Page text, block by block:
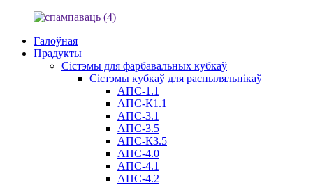
Галоўная
Прадукты
Сістэмы для фарбавальных кубкаў
Сістэмы кубкаў для распыляльнікаў
АПС-1.1
АПС-К1.1
АПС-3.1
АПС-3.5
АПС-К3.5
АПС-4.0
АПС-4.1
АПС-4.2